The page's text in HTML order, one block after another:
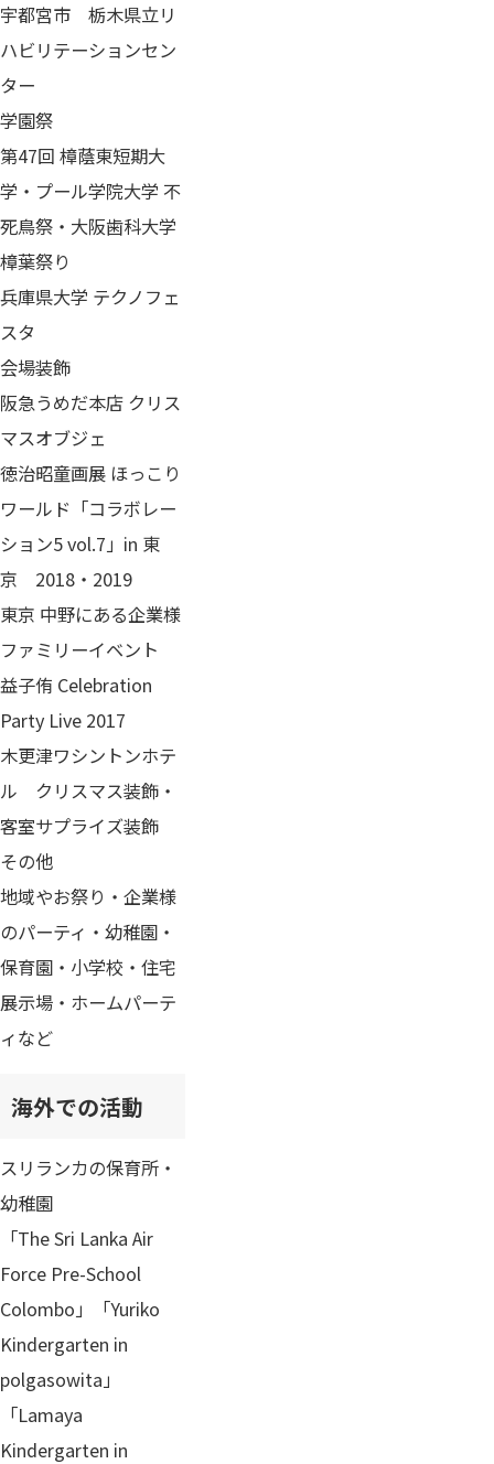
宇都宮市 栃木県立リ
ハビリテーションセン
ター
学園祭
第47回 樟蔭東短期大
学・プール学院大学 不
死鳥祭・大阪歯科大学
樟葉祭り
兵庫県大学 テクノフェ
スタ
会場装飾
阪急うめだ本店 クリス
マスオブジェ
徳治昭童画展 ほっこり
ワールド「コラボレー
ション5 vol.7」in 東
京 2018・2019
東京 中野にある企業様
ファミリーイベント
益子侑 Celebration
Party Live 2017
​木更津ワシントンホテ
ル クリスマス装飾・
客室サプライズ装飾
その他
地域やお祭り・企業様
のパーティ・幼稚園・
保育園・小学校・住宅
展示場・ホームパーテ
ィなど
海外での活動
スリランカの保育所・
幼稚園
「The Sri Lanka Air
Force Pre-School
Colombo」「Yuriko
Kindergarten in
polgasowita」
「Lamaya
Kindergarten in